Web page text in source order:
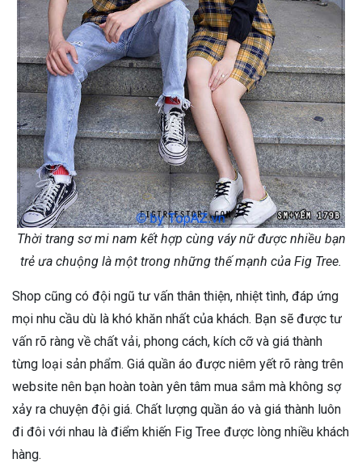
Thời trang sơ mi nam kết hợp cùng váy nữ được nhiều bạn
trẻ ưa chuộng là một trong những thế mạnh của Fig Tree.
Shop cũng có đội ngũ tư vấn thân thiện, nhiệt tình, đáp ứng
mọi nhu cầu dù là khó khăn nhất của khách. Bạn sẽ được tư
vấn rõ ràng về chất vải, phong cách, kích cỡ và giá thành
từng loại sản phẩm. Giá quần áo được niêm yết rõ ràng trên
website nên bạn hoàn toàn yên tâm mua sắm mà không sợ
xảy ra chuyện đội giá. Chất lượng quần áo và giá thành luôn
đi đôi với nhau là điểm khiến Fig Tree được lòng nhiều khách
hàng.